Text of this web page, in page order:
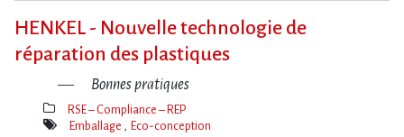
HENKEL - Nouvelle technologie de
réparation des plastiques
Bonnes pratiques
Thèmes(s)
RSE – Compliance – REP
Emballage Eco-conception